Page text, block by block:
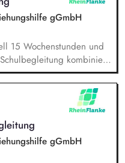
weiter. Du sicherst die
durch Analysen,
Steuerung des
gGmbH
15 Wochenstunden und
kombiniert
und Stellenvertretung,
Zielvereinbarung und
Förderung
der
Kommunikation
RheinFlanke und
gGmbH